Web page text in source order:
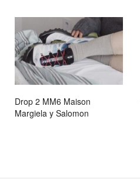
Drop 2 MM6 Maison
Margiela y Salomon